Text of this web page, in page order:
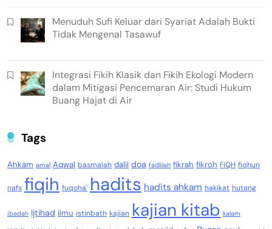
Menuduh Sufi Keluar dari Syariat Adalah Bukti
Tidak Mengenal Tasawuf
Integrasi Fikih Klasik dan Fikih Ekologi Modern
dalam Mitigasi Pencemaran Air: Studi Hukum
Buang Hajat di Air
Tags
Ahkam amal Aqwal basmalah dalil doa fadlilah fikrah fikroh FIQH fiqhun
nafs fiqih fuqoha' hadits hadits ahkam hakikat hutang
ibadah Ijtihad ilmu istinbath kajian kajian kitab kalam